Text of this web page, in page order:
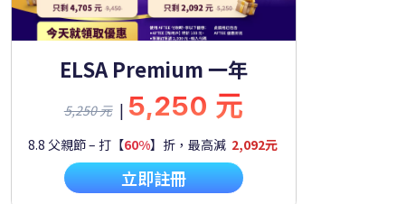
ELSA Premium 一年
5,250 元 | 5,250 元
8.8 父親節 – 打【60%】折，最高減 2,092元
立即註冊